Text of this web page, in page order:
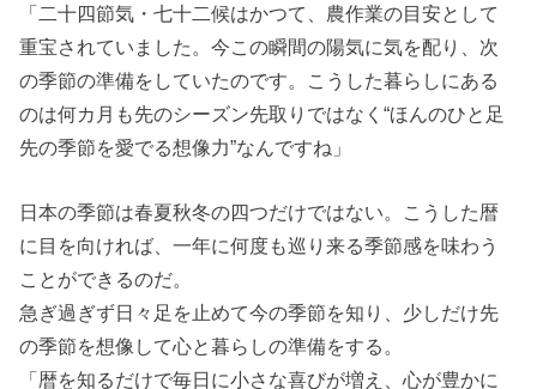
「二十四節気・七十二候はかつて、農作業の目安として
重宝されていました。今この瞬間の陽気に気を配り、次
の季節の準備をしていたのです。こうした暮らしにある
のは何カ月も先のシーズン先取りではなく“ほんのひと足
先の季節を愛でる想像力”なんですね」
日本の季節は春夏秋冬の四つだけではない。こうした暦
に目を向ければ、一年に何度も巡り来る季節感を味わう
ことができるのだ。
急ぎ過ぎず日々足を止めて今の季節を知り、少しだけ先
の季節を想像して心と暮らしの準備をする。
「暦を知るだけで毎日に小さな喜びが増え、心が豊かに